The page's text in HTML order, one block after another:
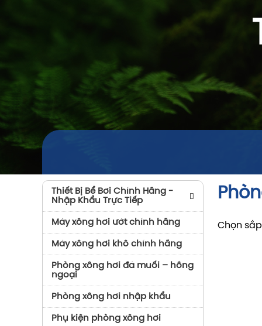
Thiết Bị Bể Bơi Chính Hãng -
Nhập Khẩu Trực Tiếp
Máy Bơm Bể Bơi
Bình Lọc Bể Bơi
Thiết Bị Vệ Sinh Bể Bơi
Máy Bơm Nhiệt Bể Bơi
Thiết Bị Khử Trùng Bể Bơi
Máy xông hơi ướt chính hãng
Máy xông hơi khô chính hãng
Phòng xông hơi đá muối – hồng
ngoại
Phòng xông hơi nhập khẩu
Phụ kiện phòng xông hơi
Chọn